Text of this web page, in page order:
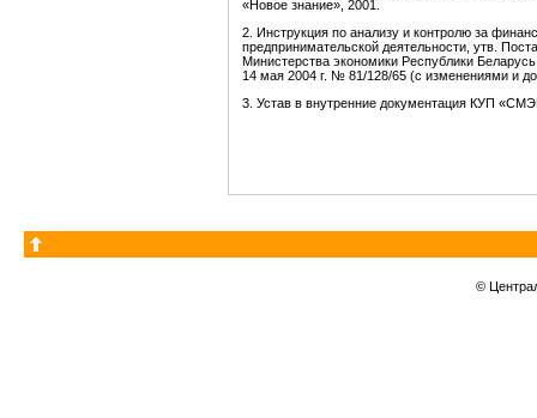
«Новое знание», 2001.
2. Инструкция по анализу и контролю за
предпринимательской деятельности, утв.
Министерства экономики Республики
14 мая 2004 г. № 81/128/65 (с изменениями и
3. Устав в внутренние документация КУП
©